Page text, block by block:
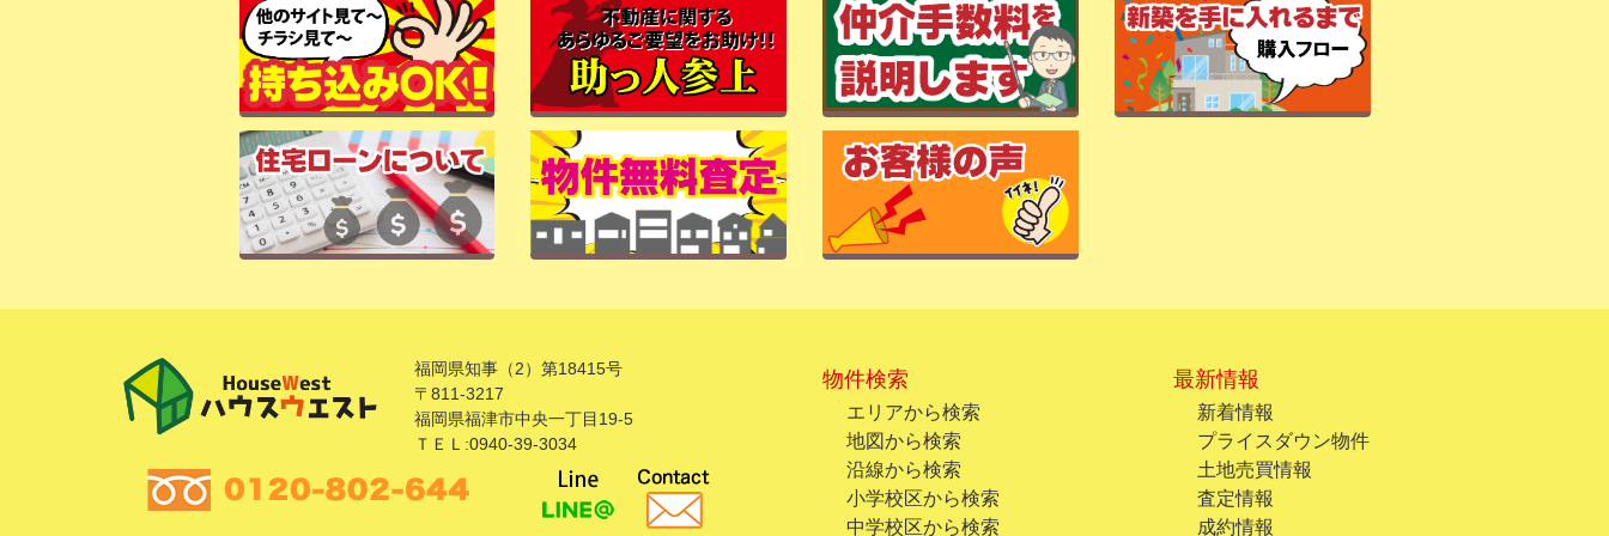
福岡県知事（2）第18415号
〒811-3217
福岡県福津市中央一丁目19-5
ＴＥＬ:0940-39-3034
物件検索
エリアから検索
地図から検索
沿線から検索
小学校区から検索
中学校区から検索
最新情報
新着情報
プライスダウン物件
土地売買情報
査定情報
成約情報